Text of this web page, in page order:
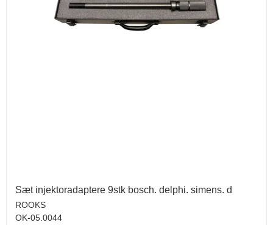
Sæt injektoradaptere 9stk bosch. delphi. simens. d
ROOKS
OK-05.0044